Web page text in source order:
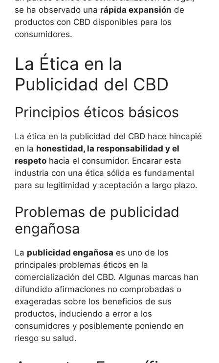
se ha observado una rápida expansión de
productos con CBD disponibles para los
consumidores.
La Ética en la
Publicidad del CBD
Principios éticos básicos
La ética en la publicidad del CBD hace hincapié
en la honestidad, la responsabilidad y el
respeto hacia el consumidor. Encarar esta
industria con una ética sólida es fundamental
para su legitimidad y aceptación a largo plazo.
Problemas de publicidad
engañosa
La publicidad engañosa es uno de los
principales problemas éticos en la
comercialización del CBD. Algunas marcas han
difundido afirmaciones no comprobadas o
exageradas sobre los beneficios de sus
productos, induciendo a error a los
consumidores y posiblemente poniendo en
riesgo su salud.